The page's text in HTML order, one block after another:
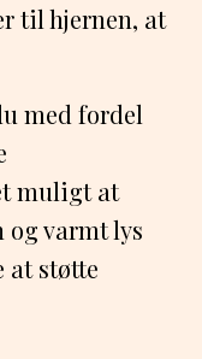
til hjernen, at
med fordel
muligt at
og varmt lys
at støtte